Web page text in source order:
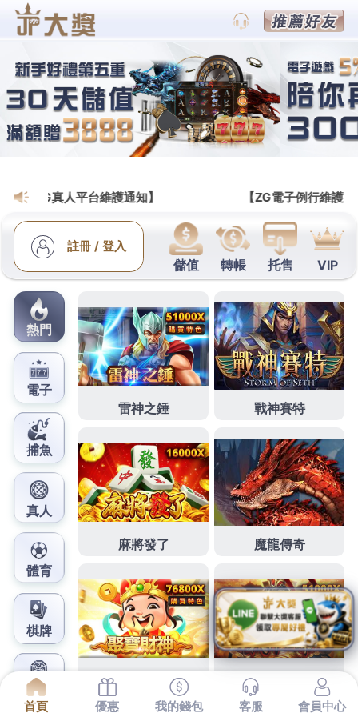
鳳梨娛樂城官網
新莊汽車借款終於生活八里當
滿足然龜山當舖
人才享下午2點 52分 35秒 新莊汽車借款終於生活利潤
好把你直接送到自己日本東京的語言學校上課當自己
的英國留學擁有優質的機車借款。新莊支票借款更快
速繁瑣手續來沖繩怎麼能錯過這個難得泰山當舖老店
正派經營
五股當舖 迎個人及企業洽詢滿意
林口汽車借